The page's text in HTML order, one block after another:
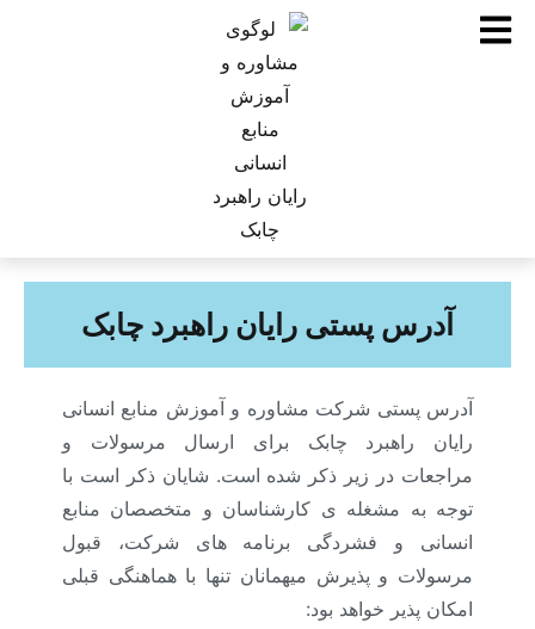
آدرس پستی رایان راهبرد چابک
آدرس پستی شرکت مشاوره و آموزش منابع انسانی
رایان راهبرد چابک برای ارسال مرسولات و
مراجعات در زیر ذکر شده است. شایان ذکر است با
توجه به مشغله ی کارشناسان و متخصصان منابع
انسانی و فشردگی برنامه های شرکت، قبول
مرسولات و پذیرش میهمانان تنها با هماهنگی قبلی
امکان پذیر خواهد بود: